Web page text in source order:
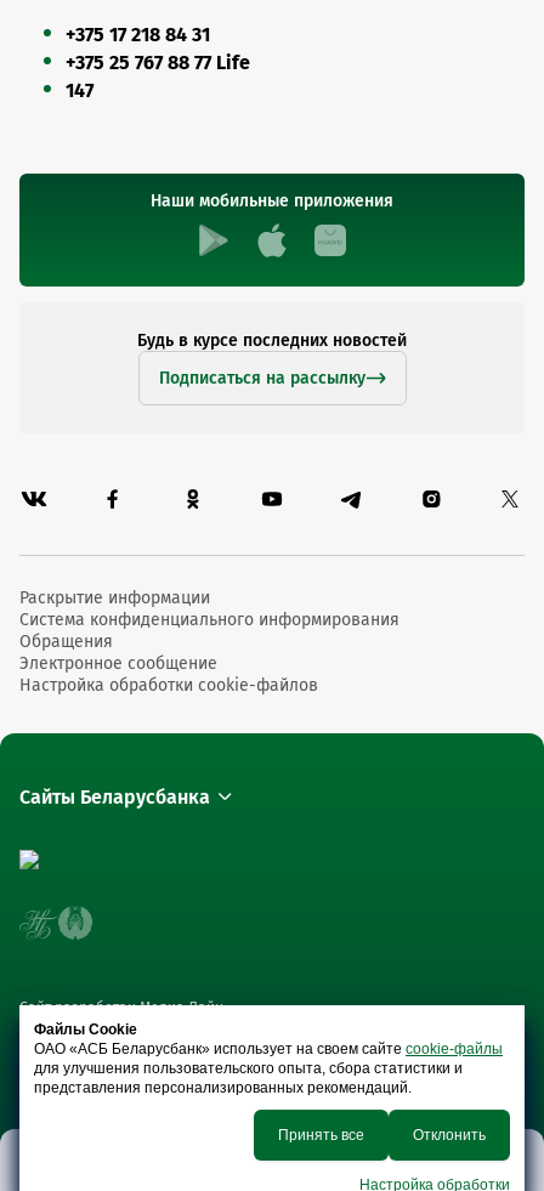
+375 17 218 84 31
+375 25 767 88 77 Life
147
Наши мобильные приложения
Будь в курсе последних новостей
Подписаться на рассылку
Раскрытие информации
Система конфиденциального информирования
Обращения
Электронное сообщение
Настройка обработки cookie-файлов
Сайты Беларусбанка
Сайт разработан Медиа Лайн
Кредиты
Онлайн-
Файлы Cookie
ОАО «АСБ Беларусбанк» использует на своем сайте cookie-файлы
для улучшения пользовательского опыта, сбора статистики и
представления персонализированных рекомендаций.
Принять все Отклонить
Настройка обработки